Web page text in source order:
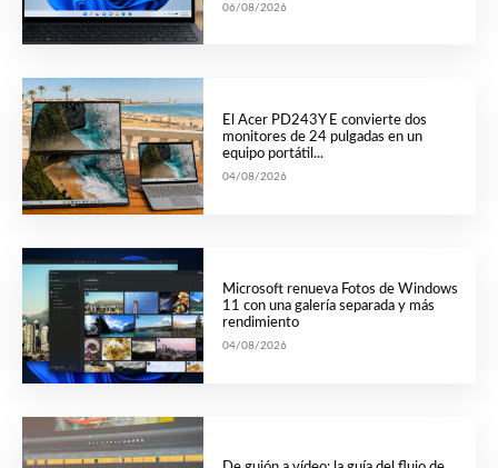
06/08/2026
El Acer PD243Y E convierte dos
monitores de 24 pulgadas en un
equipo portátil...
04/08/2026
Microsoft renueva Fotos de Windows
11 con una galería separada y más
rendimiento
04/08/2026